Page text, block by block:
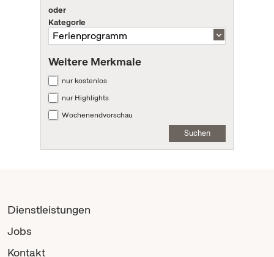
oder
Kategorie
Weitere Merkmale
nur kostenlos
nur Highlights
Wochenendvorschau
Suchen
Dienstleistungen
Jobs
Kontakt